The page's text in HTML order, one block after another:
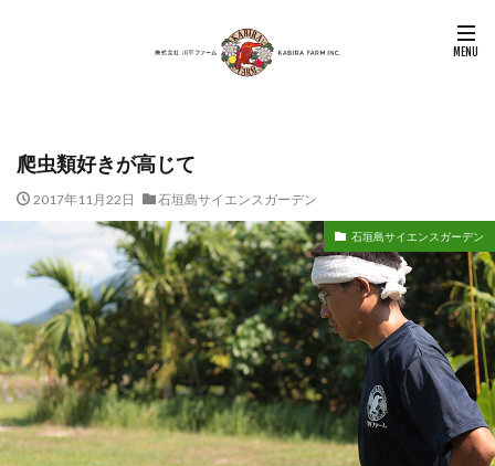
爬虫類好きが高じて
2017年11月22日 石垣島サイエンスガーデン
石垣島サイエンスガーデン